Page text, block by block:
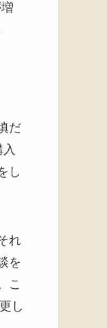
だ
し
れ
を
こ
し